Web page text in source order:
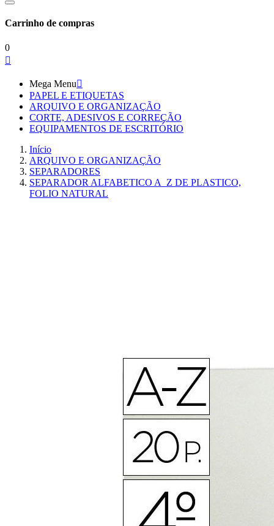
Carrinho de compras
0

Mega Menu
PAPEL E ETIQUETAS
ARQUIVO E ORGANIZAÇÃO
CORTE, ADESIVOS E CORREÇÃO
EQUIPAMENTOS DE ESCRITÓRIO
Início
ARQUIVO E ORGANIZAÇÃO
SEPARADORES
SEPARADOR ALFABETICO A_Z DE PLASTICO,
FOLIO NATURAL